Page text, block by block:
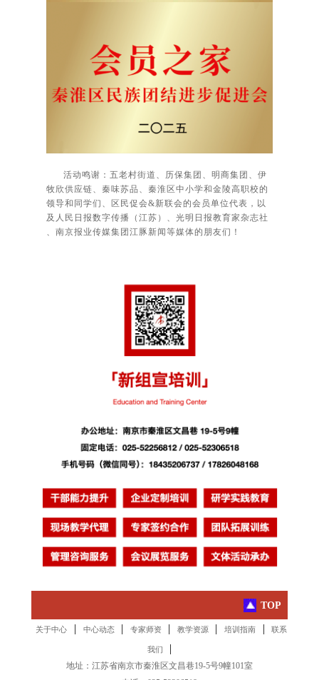
活动鸣谢：五老村街道、历保集团、明商集团、伊
牧欣供应链、秦味苏品、秦淮区中小学和金陵高职校的
领导和同学们、区民促会&新联会的会员单位代表，以
及人民日报数字传播（江苏）、光明日报教育家杂志社
、南京报业传媒集团江豚新闻等媒体的朋友们！
TOP
关于中心 | 中心动态 | 专家师资 | 教学资源 | 培训指南 | 联系
我们 |
地址：江苏省南京市秦淮区文昌巷19-5号9幢101室